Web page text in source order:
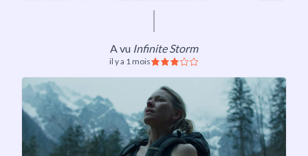
A vu Infinite Storm
il y a 1 mois